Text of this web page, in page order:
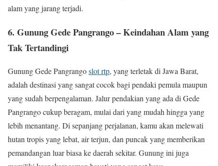
alam yang jarang terjadi.
6. Gunung Gede Pangrango – Keindahan Alam yang
Tak Tertandingi
Gunung Gede Pangrangoslot rtp, yang terletak di Jawa Barat,
adalah destinasi yang sangat cocok bagi pendaki pemula maupun
yang sudah berpengalaman. Jalur pendakian yang ada di Gede
Pangrango cukup beragam, mulai dari yang mudah hingga yang
lebih menantang. Di sepanjang perjalanan, kamu akan melewati
hutan tropis yang lebat, air terjun, dan puncak yang memberikan
pemandangan luar biasa ke daerah sekitar. Gunung ini juga